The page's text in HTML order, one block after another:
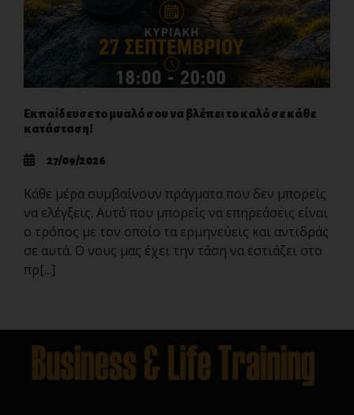
Εκπαίδευσε το μυαλό σου να βλέπει το καλό σε κάθε
κατάσταση!
27/09/2026
Κάθε μέρα συμβαίνουν πράγματα που δεν μπορείς
να ελέγξεις. Αυτό που μπορείς να επηρεάσεις είναι
ο τρόπος με τον οποίο τα ερμηνεύεις και αντιδράς
σε αυτά. Ο νους μας έχει την τάση να εστιάζει στο
πρ[...]